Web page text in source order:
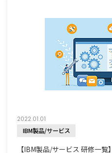
2022.01.01
IBM製品/サービス
【IBM製品/サービス 研修一